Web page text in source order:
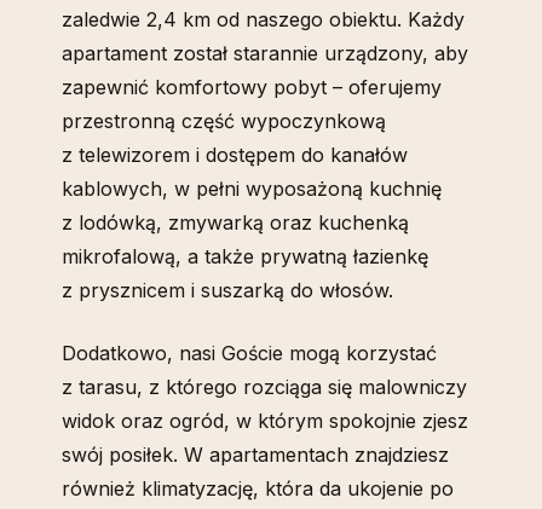
zaledwie 2,4 km od naszego obiektu. Każdy
apartament został starannie urządzony, aby
zapewnić komfortowy pobyt – oferujemy
przestronną część wypoczynkową
z telewizorem i dostępem do kanałów
kablowych, w pełni wyposażoną kuchnię
z lodówką, zmywarką oraz kuchenką
mikrofalową, a także prywatną łazienkę
z prysznicem i suszarką do włosów.
Dodatkowo, nasi Goście mogą korzystać
z tarasu, z którego rozciąga się malowniczy
widok oraz ogród, w którym spokojnie zjesz
swój posiłek. W apartamentach znajdziesz
również klimatyzację, która da ukojenie po